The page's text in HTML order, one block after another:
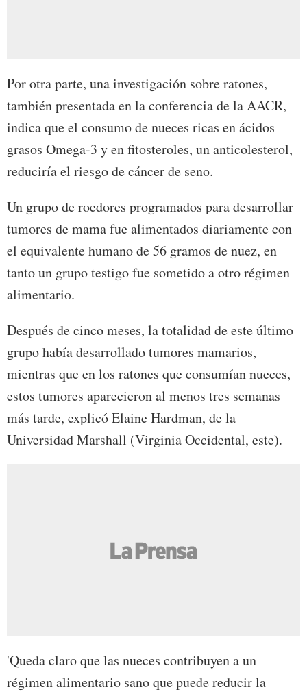
Por otra parte, una investigación sobre ratones,
también presentada en la conferencia de la AACR,
indica que el consumo de nueces ricas en ácidos
grasos Omega-3 y en fitosteroles, un anticolesterol,
reduciría el riesgo de cáncer de seno.
Un grupo de roedores programados para desarrollar
tumores de mama fue alimentados diariamente con
el equivalente humano de 56 gramos de nuez, en
tanto un grupo testigo fue sometido a otro régimen
alimentario.
Después de cinco meses, la totalidad de este último
grupo había desarrollado tumores mamarios,
mientras que en los ratones que consumían nueces,
estos tumores aparecieron al menos tres semanas
más tarde, explicó Elaine Hardman, de la
Universidad Marshall (Virginia Occidental, este).
'Queda claro que las nueces contribuyen a un
régimen alimentario sano que puede reducir la